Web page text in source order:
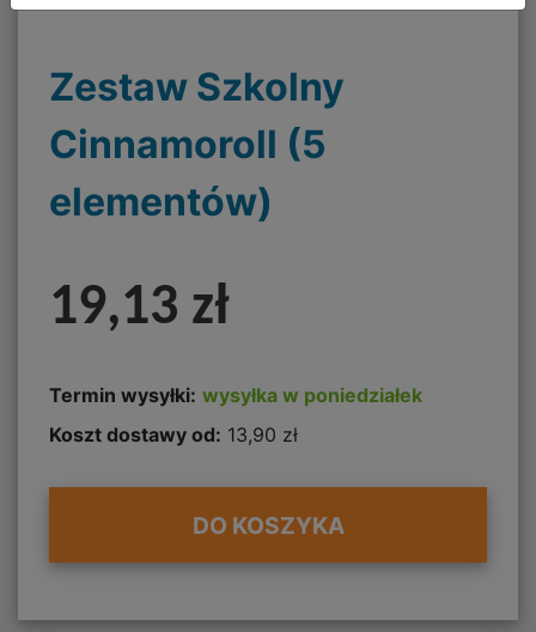
Zestaw Szkolny
Cinnamoroll (5
elementów)
19,13 zł
Termin wysyłki: wysyłka w poniedziałek
Koszt dostawy od: 13,90 zł
DO KOSZYKA